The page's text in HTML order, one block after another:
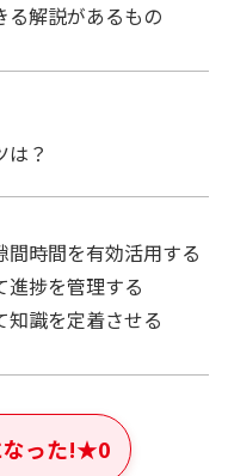
る解説があるもの
？
間時間を有効活用する
進捗を管理する
知識を定着させる
った!★0